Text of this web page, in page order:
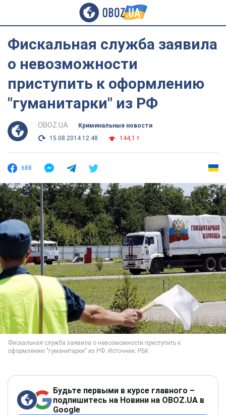
Фискальная служба заявила
о невозможности
приступить к оформлению
"гуманитарки" из РФ
OBOZ.UA
Криминальные новости
15.08.2014 12:48
144,1 т.
688
Будьте первыми в курсе главного –
подпишитесь на Новини на OBOZ.UA в
Google